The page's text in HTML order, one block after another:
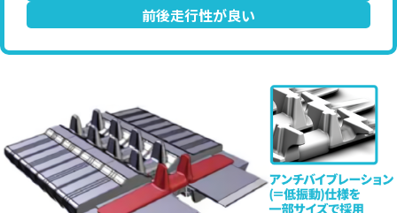
前後走行性が良い